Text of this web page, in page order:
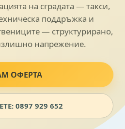
на сградата — такси,
поддръжка и
— структурирано,
напрежение.
ОФЕРТА
0897 929 652